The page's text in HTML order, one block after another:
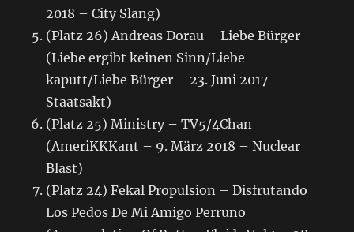
2018 – City Slang)
(Platz 26) Andreas Dorau – Liebe Bürger
(Liebe ergibt keinen Sinn/Liebe
kaputt/Liebe Bürger – 23. Juni 2017 –
Staatsakt)
(Platz 25) Ministry – TV5/4Chan
(AmeriKKKant – 9. März 2018 – Nuclear
Blast)
(Platz 24) Fekal Propulsion – Disfrutando
Los Pedos De Mi Amigo Perruno